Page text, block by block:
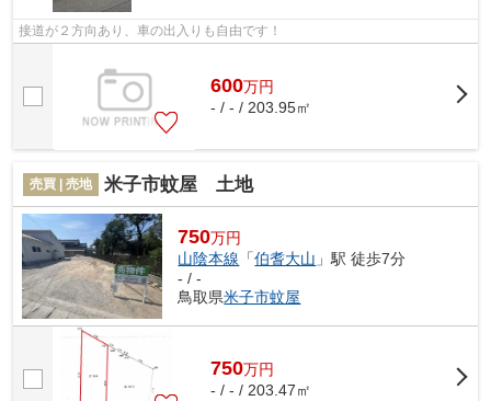
接道が２方向あり、車の出入りも自由です！
600万円
- / - / 203.95㎡
売買 | 売地 米子市蚊屋 土地
750万円
山陰本線 「伯耆大山 」駅 徒歩7分
- / -
鳥取県米子市蚊屋
750万円
- / - / 203.47㎡